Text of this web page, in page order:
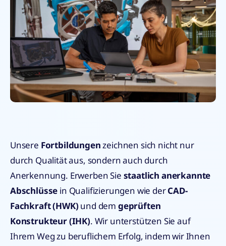
Unsere Fortbildungenzeichnen sich nicht nur
durch Qualität aus, sondern auch durch
Anerkennung. Erwerben Sie staatlich anerkannte
Abschlüsse in Qualifizierungen wie derCAD-
Fachkraft (HWK) und dem geprüften
Konstrukteur (IHK). Wir unterstützen Sie auf
Ihrem Weg zu beruflichem Erfolg, indem wir Ihnen